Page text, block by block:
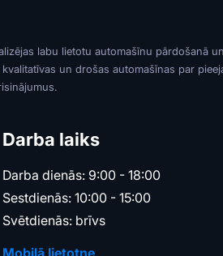
labu lietotu automašīnu pārdošanā
un drošas automašīnas par
Darba laiks
Darba dienās: 9:00 - 18:00
Sestdienās: 10:00 - 15:00
Svētdienās: brīvs
Mobilā lietotne